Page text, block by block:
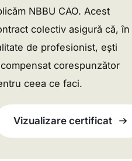
NBBU CAO. Acest
colectiv asigură că, în
de profesionist, ești
corespunzător
ceea ce faci.
Vizualizare certificat